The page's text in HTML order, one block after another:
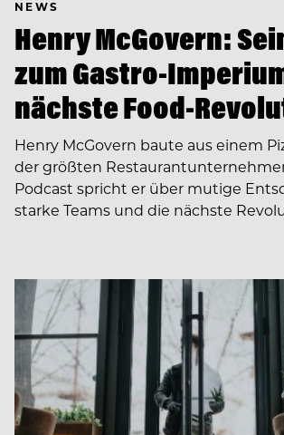
NEWS
Henry McGovern:
zum Gastro-
nächste Food-
Henry McGovern baute aus einem
der größten
Podcast spricht er über mutige
starke Teams und die nächste